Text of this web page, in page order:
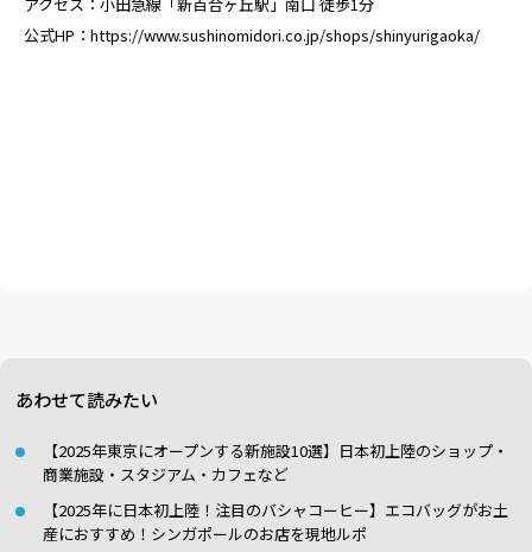
アクセス：小田急線「新百合ヶ丘駅」南口 徒歩1分
公式HP： https://www.sushinomidori.co.jp/shops/shinyurigaoka/
あわせて読みたい
【2025年東京にオープンする新施設10選】日本初上陸のショップ・
商業施設・スタジアム・カフェなど
【2025年に日本初上陸！注目のバシャコーヒー】エコバッグがお土
産におすすめ！シンガポールのお店を現地ルポ